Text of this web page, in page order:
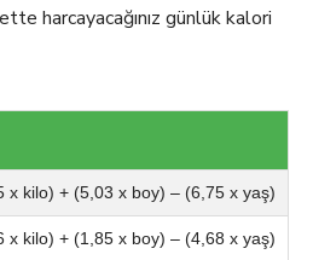
harcayacağınız günlük kalori
x kilo) + (5,03 x boy) – (6,75 x yaş)
x kilo) + (1,85 x boy) – (4,68 x yaş)